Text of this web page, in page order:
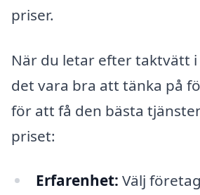
priser.
När du letar efter taktvätt i
det vara bra att tänka på
för att få den bästa
priset:
Erfarenhet: Välj